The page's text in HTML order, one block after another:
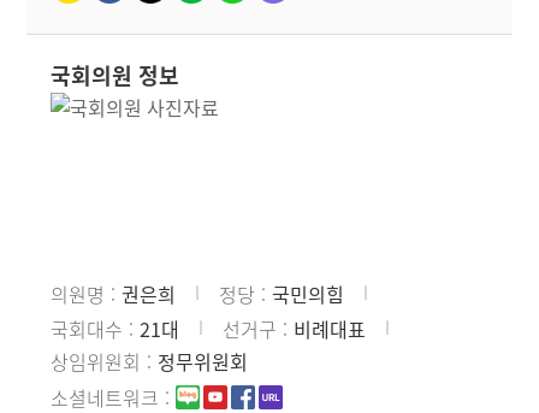
국회의원 정보
의원명 권은희 정당
국민의힘
국회대수
21대 선거구
비례대표
상임위원회
정무위원회
소셜네트워크